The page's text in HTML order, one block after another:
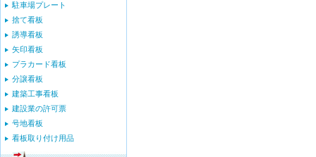
駐車場プレート
捨て看板
誘導看板
矢印看板
プラカード看板
分譲看板
建築工事看板
建設業の許可票
号地看板
看板取り付け用品